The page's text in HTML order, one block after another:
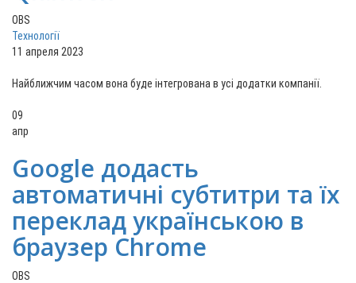
OBS
Технології
11 апреля 2023
Найближчим часом вона буде інтегрована в усі додатки компанії.
09
апр
Google додасть
автоматичні субтитри та їх
переклад українською в
браузер Chrome
OBS